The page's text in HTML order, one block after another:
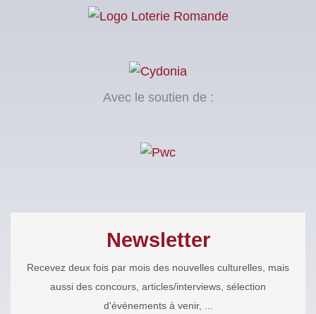
Avec le soutien de :
Newsletter
Recevez deux fois par mois des nouvelles culturelles, mais
aussi des concours, articles/interviews, sélection
d'événements à venir, ...